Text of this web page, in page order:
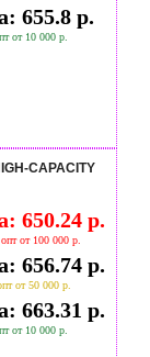
655.8 р.
от 10 000 р.
CAPACITY
650.24 р.
от 100 000 р.
656.74 р.
от 50 000 р.
663.31 р.
от 10 000 р.